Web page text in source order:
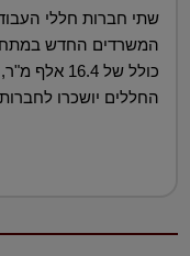
שתי חברות חללי
המשרדים החדש
כולל של
החללים יושכרו